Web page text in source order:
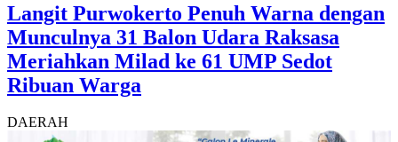
Langit Purwokerto Penuh Warna dengan
Munculnya 31 Balon Udara Raksasa
Meriahkan Milad ke 61 UMP Sedot
Ribuan Warga
DAERAH